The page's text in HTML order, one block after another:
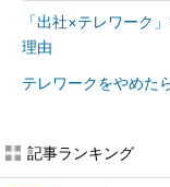
「出社×テレワーク
理由
テレワークをやめた
記事ランキング